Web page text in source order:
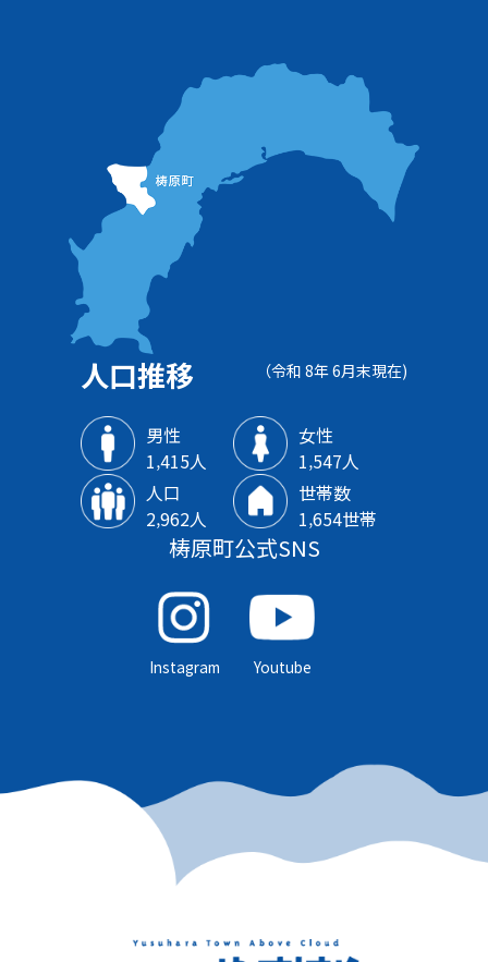
人口推移 （令和 8年 6月末現在)
男性
1‚415人
女性
1‚547人
人口
2‚962人
世帯数
1‚654世帯
梼原町公式SNS
Instagram Youtube